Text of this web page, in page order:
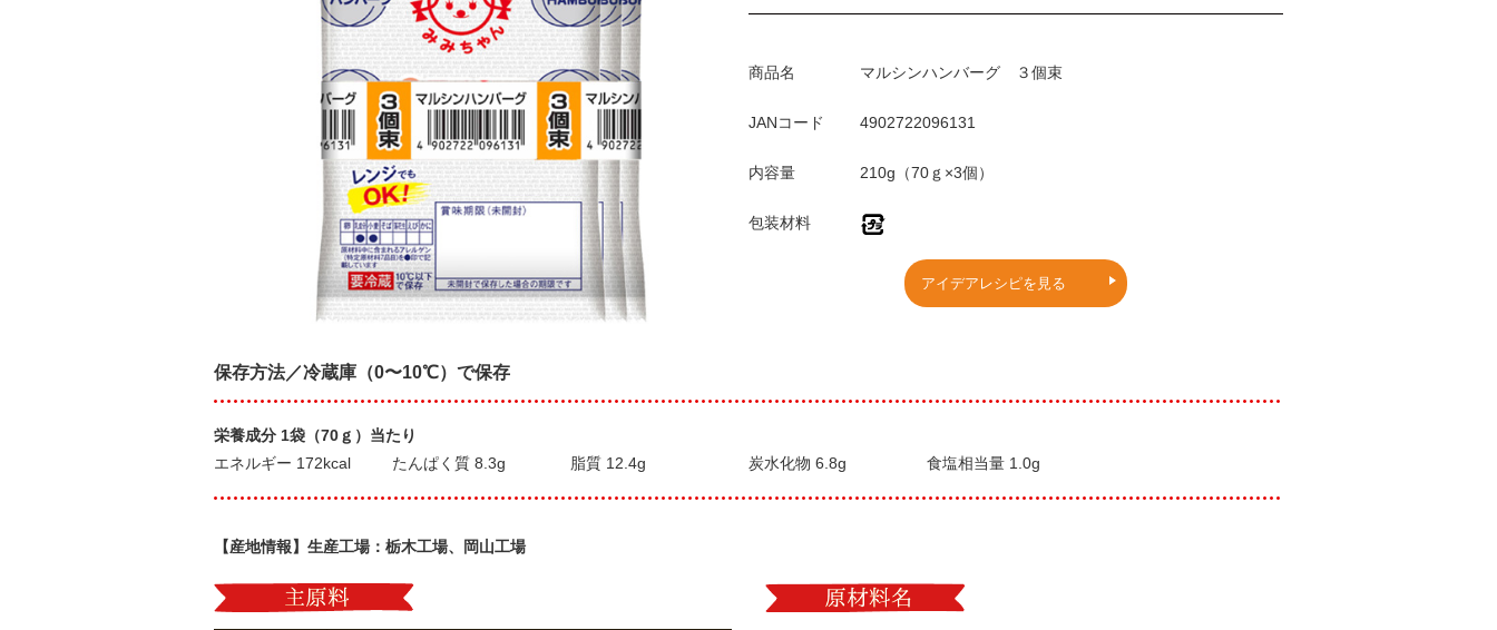
商品名 マルシンハンバーグ ３個束
JANコード 4902722096131
内容量 210g（70ｇ×3個）
包装材料
アイデアレシピを見る
保存方法／冷蔵庫（0〜10℃）で保存
栄養成分 1袋（70ｇ）当たり
エネルギー 172kcal
たんぱく質 8.3g 脂質 12.4g 炭水化物 6.8g 食塩相当量 1.0g
【産地情報】生産工場：栃木工場、岡山工場